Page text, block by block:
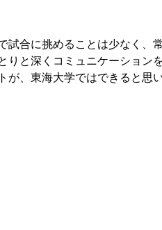
合に挑めることは少なく、
と深くコミュニケーション
、東海大学ではできると思